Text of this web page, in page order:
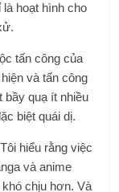
hoạt hình cho
tấn công của
và tấn công
bầy quạ ít nhiều
biệt quái dị.
hiểu rằng việc
và anime
chịu hơn. Và